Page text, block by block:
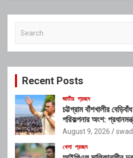
c
Recent Posts
জাতীয় প্রচ্ছদ
চট্টগ্রাম বাঁশখালীর
পরিকল্পনার অংশ:
August 9, 2026
খেলা প্রচ্ছদ